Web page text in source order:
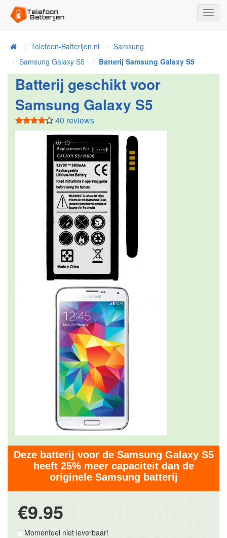
HomeTelefoon-Batterijen.nl
Samsung
Samsung Galaxy S5
Batterij Samsung Galaxy S5
Batterij geschikt voor
Samsung Galaxy S5
40 reviews
Deze batterij voor de Samsung Galaxy S5
heeft 25% meer capaciteit dan de
originele Samsung batterij
€9.95
Momenteel niet leverbaar!